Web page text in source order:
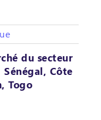
du secteur
Côte
Togo